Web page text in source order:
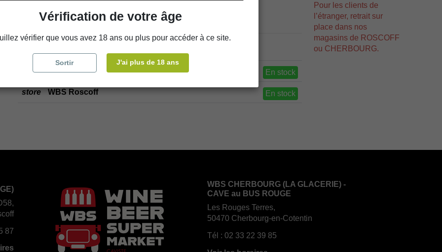
store WBS Cherbourg En stock
store WBS Roscoff En stock
Pour les clients de
l’étranger, retrait sur
place dans nos
magasins de ROSCOFF
ou CHERBOURG.
87
WBS CHERBOURG (LA GLACERIE) -
CAVE au BUS ROUGE
Les Rouges Terres,
50470 Cherbourg-en-Cotentin
Tél : 02 33 22 39 85
Vérification de votre âge
vérifier que vous avez 18 ans ou plus pour accéder à ce site.
Sortir J'ai plus de 18 ans